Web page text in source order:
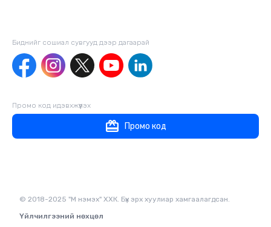
Биднийг сошиал сувгууд дээр дагаaрай
Промо код идэвхжүүлэх
Промо код
© 2018-2025 "М нэмэх" ХХК. Бүх эрх хуулиар хамгаалагдсан.
Үйлчилгээний нөхцөл